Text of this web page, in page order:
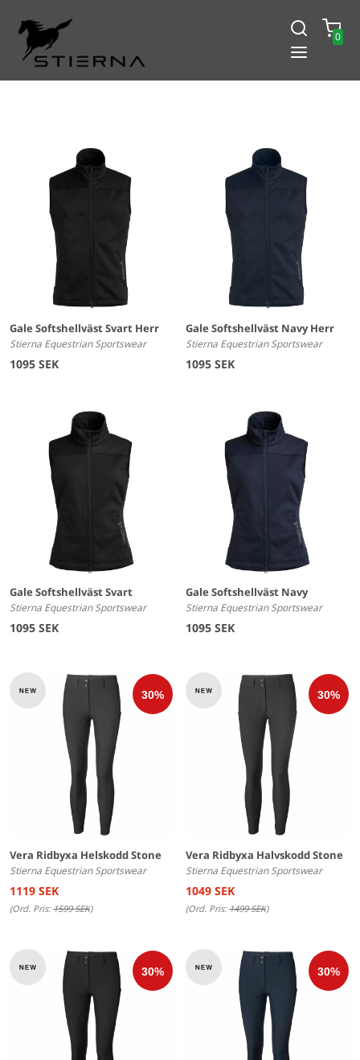
0
Gale Softshellväst Svart Herr
Stierna Equestrian Sportswear
1095 SEK
Gale Softshellväst Navy Herr
Stierna Equestrian Sportswear
1095 SEK
Gale Softshellväst Svart
Stierna Equestrian Sportswear
1095 SEK
Gale Softshellväst Navy
Stierna Equestrian Sportswear
1095 SEK
Vera Ridbyxa Helskodd Stone
Stierna Equestrian Sportswear
1119 SEK
(Ord. Pris:1599 SEK)
Vera Ridbyxa Halvskodd Stone
Stierna Equestrian Sportswear
1049 SEK
(Ord. Pris:1499 SEK)